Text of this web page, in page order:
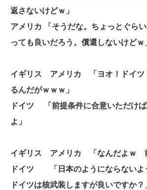
返さないけどｗ」
アメリカ 「そうだな。ちょっとぐら
っても良いだろう。償還しないけどｗ
イギリス アメリカ 「ヨオ！ドイツ
るんだがｗｗｗ」
ドイツ 「前提条件に合意いただけ
よ」
イギリス アメリカ 「なんだよｗ
ドイツ 「日本のようにならないよ
ドイツは核武装しますが良いですか？